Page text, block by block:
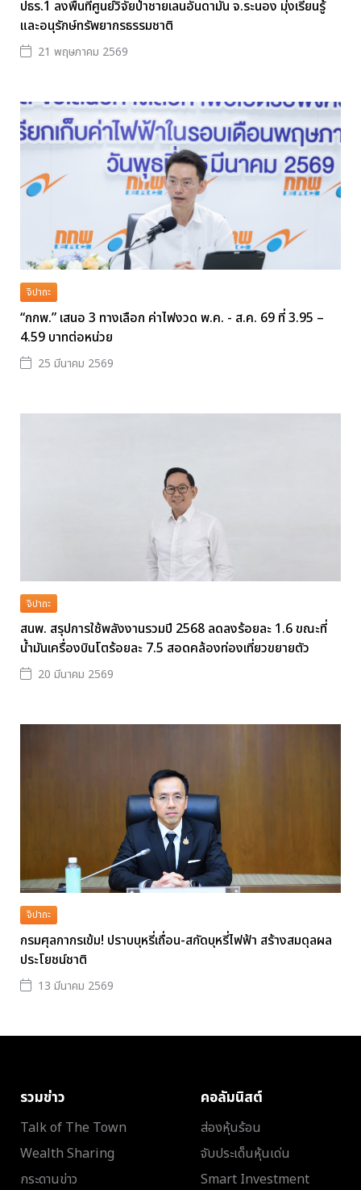
ปธร.1 ลงพื้นที่ศูนย์วิจัยป่าชายเลนอันดามัน จ.ระนอง มุ่งเรียนรู้
และอนุรักษ์ทรัพยากรธรรมชาติ
21 พฤษภาคม 2569
จิปาถะ
“กกพ.” เสนอ 3 ทางเลือก ค่าไฟงวด พ.ค. - ส.ค. 69 ที่ 3.95 –
4.59 บาทต่อหน่วย
25 มีนาคม 2569
จิปาถะ
สนพ. สรุปการใช้พลังงานรวมปี 2568 ลดลงร้อยละ 1.6 ขณะที่
น้ำมันเครื่องบินโตร้อยละ 7.5 สอดคล้องท่องเที่ยวขยายตัว
20 มีนาคม 2569
จิปาถะ
กรมศุลกากรเข้ม! ปราบบุหรี่เถื่อน-สกัดบุหรี่ไฟฟ้า สร้างสมดุลผล
ประโยชน์ชาติ
13 มีนาคม 2569
รวมข่าว
Talk of The Town
Wealth Sharing
กระดานข่าว
คอลัมนิสต์
ส่องหุ้นร้อน
จับประเด็นหุ้นเด่น
Smart Investment